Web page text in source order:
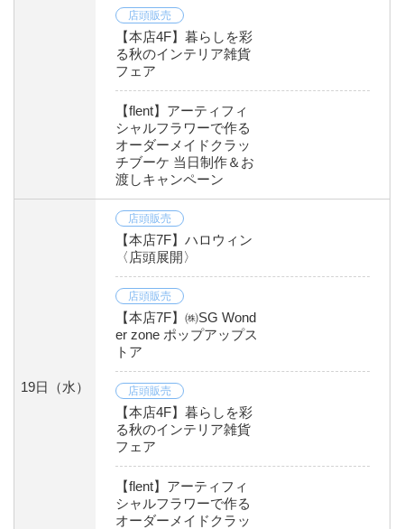
店頭販売
【本店4F】暮らしを彩
る秋のインテリア雑貨
フェア
【flent】アーティフィ
シャルフラワーで作る
オーダーメイドクラッ
チブーケ 当日制作＆お
渡しキャンペーン
19日 （水）
店頭販売
【本店7F】ハロウィン
〈店頭展開〉
店頭販売
【本店7F】㈱SG Wond
er zone ポップアップス
トア
店頭販売
【本店4F】暮らしを彩
る秋のインテリア雑貨
フェア
【flent】アーティフィ
シャルフラワーで作る
オーダーメイドクラッ